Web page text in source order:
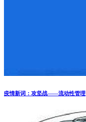
疫情新词：攻坚战——流动性管理